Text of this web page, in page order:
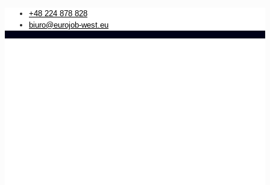
+48 224 878 828
biuro@eurojob-west.eu